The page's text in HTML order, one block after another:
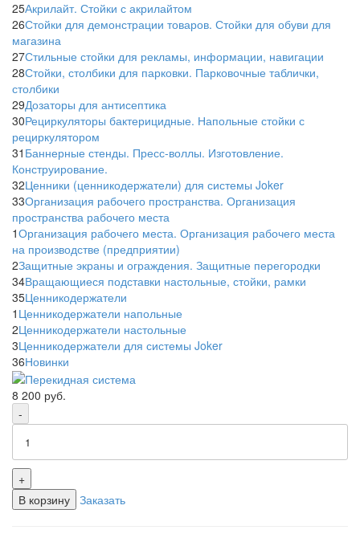
25Акрилайт. Стойки с акрилайтом
26Стойки для демонстрации товаров. Стойки для обуви для
магазина
27Стильные стойки для рекламы, информации, навигации
28Стойки, столбики для парковки. Парковочные таблички,
столбики
29Дозаторы для антисептика
30Рециркуляторы бактерицидные. Напольные стойки с
рециркулятором
31 Баннерные стенды. Пресс-воллы. Изготовление.
Конструирование.
32Ценники (ценникодержатели) для системы Joker
33Организация рабочего пространства. Организация
пространства рабочего места
1Организация рабочего места. Организация рабочего места
на производстве (предприятии)
2Защитные экраны и ограждения. Защитные перегородки
34Вращающиеся подставки настольные, стойки, рамки
35Ценникодержатели
1 Ценникодержатели напольные
2Ценникодержатели настольные
3Ценникодержатели для системы Joker
36Новинки
8 200 руб.
-
+
В корзину Заказать